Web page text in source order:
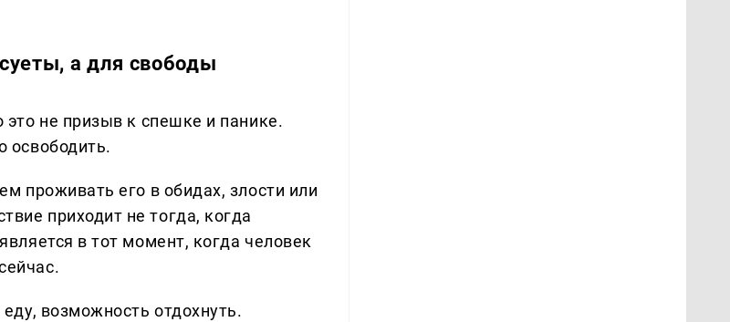
а для свободы
не призыв к спешке и панике.
освободить.
проживать его в обидах, злости или
приходит не тогда, когда
в тот момент, когда человек
возможность отдохнуть.